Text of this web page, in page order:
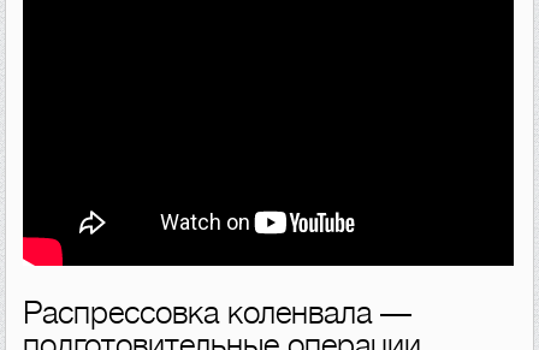
Распрессовка коленвала —